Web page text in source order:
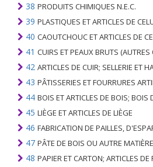
38 PRODUITS CHIMIQUES N.E.C.
39 PLASTIQUES ET ARTICLES DE
40 CAOUTCHOUC ET ARTICLES DE
41 CUIRS ET PEAUX BRUTS
42 ARTICLES DE CUIR; SELLERIE ET ​​HARNAIS; ARTICLES DE VOYAGE, SACS À MAIN ET RÉCIPIENTS
43 PÂTISSERIES ET FOURRURES
44 BOIS ET ARTICLES DE BOIS; BOIS
45 LIÈGE ET ARTICLES DE LIÈGE
46 FABRICATION DE PAILLES, D'ESPARO OU D'AUTRES
47 PÂTE DE BOIS OU AUTRE MATIÈRE CELLULOSIQUE FIBREUSE;
48 PAPIER ET CARTON; ARTICLES DE PATE A